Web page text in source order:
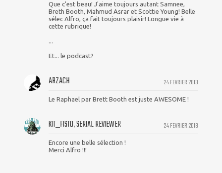
Que c'est beau! J'aime toujours autant Samnee,
Breth Booth, Mahmud Asrar et Scottie Young! Belle
sélec Alfro, ça fait toujours plaisir! Longue vie à
cette rubrique!
...
Et... le podcast?
24 FEVRIER 2013
ARZACH
Le Raphael par Brett Booth est juste AWESOME !
24 FEVRIER 2013
KIT_FISTO, SERIAL REVIEWER
Encore une belle sélection !
Merci Alfro !!!